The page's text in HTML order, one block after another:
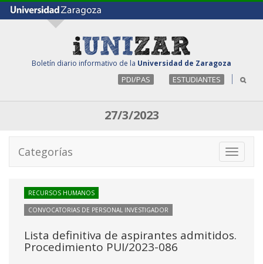
Boletín diario informativo de la Universidad de Zaragoza
PDI/PAS ESTUDIANTES
27/3/2023
Toggle
Categorías
RECURSOS HUMANOS
CONVOCATORIAS DE PERSONAL INVESTIGADOR
Lista definitiva de aspirantes admitidos.
Procedimiento PUI/2023-086